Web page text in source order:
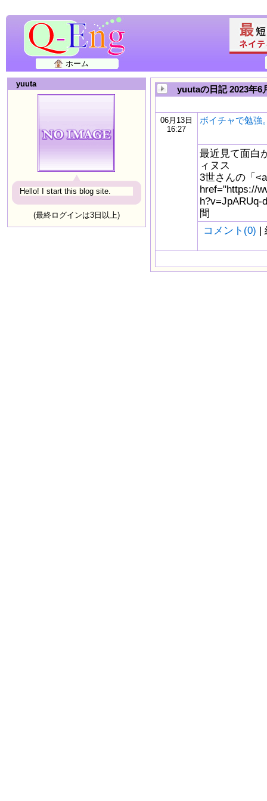
ホーム
yuuta
Hello! I start this blog site.
(最終ログインは3日以上)
yuutaの日記 2023年6
06月13日
16:27
ボイチャで勉強
最近見て面白
ィヌス
3世さんの「<a
href="https://
h?v=JpARUq-
間
コメント(0) |